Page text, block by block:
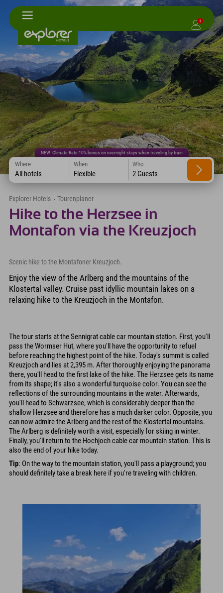
1
NEW: Climate Rate 10% bonus on overnight stays when traveling by train
Where
All hotels
When
Flexible
Who
2 Guests
Explorer Hotels › Tourenplaner
Hike to the Herzsee in
Montafon via the Kreuzjoch
Scenic hike to the Montafoner Kreuzjoch.
Enjoy the view of the Arlberg and the mountains of the
Klostertal valley. Cruise past idyllic mountain lakes on a
relaxing hike to the Kreuzjoch in the Montafon.
The tour starts at the Sennigrat cable car mountain station. First, you'll
pass the Wormser Hut, where you'll have the opportunity to refuel
before reaching the highest point of the hike. Today's summit is called
Kreuzjoch and lies at 2,395 m. After thoroughly enjoying the panorama
there, you'll head to the first lake of the hike. The Herzsee gets its name
from its shape; it's also a wonderful turquoise color. You can see the
reflections of the surrounding mountains in the water. Afterwards,
you'll head to Schwarzsee, which is considerably deeper than the
shallow Herzsee and therefore has a much darker color. Opposite, you
can now admire the Arlberg and the rest of the Klostertal mountains.
The Arlberg is definitely worth a visit, especially for skiing in winter.
Finally, you'll return to the Hochjoch cable car mountain station. This is
also the end of your hike today.
Tip: On the way to the mountain station, you'll pass a playground; you
should definitely take a break here if you're traveling with children.